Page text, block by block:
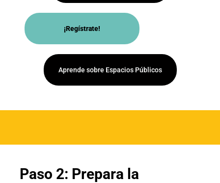
¡Regístrate!
Aprende sobre Espacios Públicos
Paso 2: Prepara la